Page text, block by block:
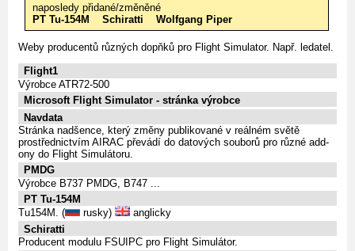
naposledy přidané/změněné
PT Tu-154M
Schiratti Wolfgang Piper
Weby producentů různých dopňků pro Flight Simulator. Např. ledatel.
Flight1
Výrobce ATR72-500
Microsoft Flight Simulator - stránka výrobce
Navdata
Stránka nadšence, který změny publikované v reálném světě
prostřednictvím AIRAC převádí do datových souborů pro různé add-
ony do Flight Simulátoru.
PMDG
Výrobce B737 PMDG, B747 ...
PT Tu-154M
Tu154M. (
rusky)
anglicky
Schiratti
Producent modulu FSUIPC pro Flight Simulátor.